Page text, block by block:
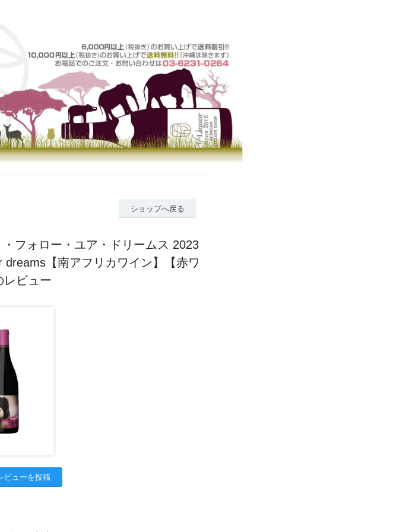
ショップへ戻る
フォロー・ユア・ドリームス 2023
【南アフリカワイン】【赤ワ
レビュー
ビューを投稿